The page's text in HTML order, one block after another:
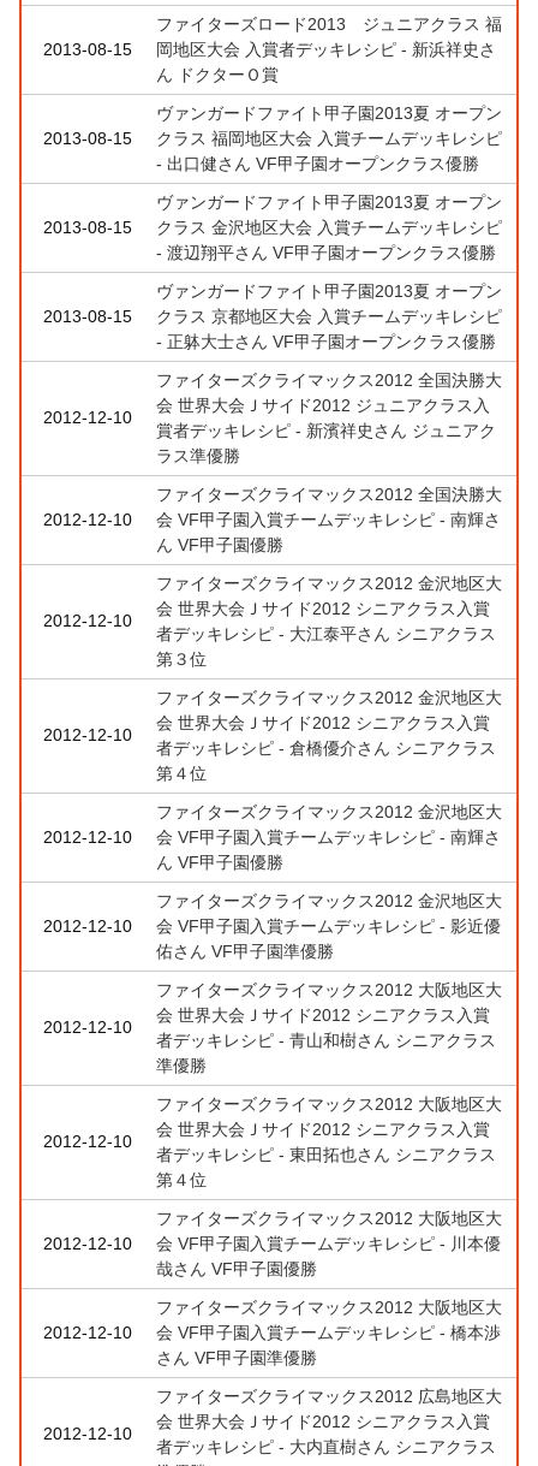
2013-08-15
ファイターズロード2013 ジュニアクラス 福
岡地区大会 入賞者デッキレシピ - 新浜祥史さ
ん ドクターＯ賞
2013-08-15
ヴァンガードファイト甲子園2013夏 オープン
クラス 福岡地区大会 入賞チームデッキレシピ
- 出口健さん VF甲子園オープンクラス優勝
2013-08-15
ヴァンガードファイト甲子園2013夏 オープン
クラス 金沢地区大会 入賞チームデッキレシピ
- 渡辺翔平さん VF甲子園オープンクラス優勝
2013-08-15
ヴァンガードファイト甲子園2013夏 オープン
クラス 京都地区大会 入賞チームデッキレシピ
- 正躰大士さん VF甲子園オープンクラス優勝
2012-12-10
ファイターズクライマックス2012 全国決勝大
会 世界大会Ｊサイド2012 ジュニアクラス入
賞者デッキレシピ - 新濱祥史さん ジュニアク
ラス準優勝
2012-12-10
ファイターズクライマックス2012 全国決勝大
会 VF甲子園入賞チームデッキレシピ - 南輝さ
ん VF甲子園優勝
2012-12-10
ファイターズクライマックス2012 金沢地区大
会 世界大会Ｊサイド2012 シニアクラス入賞
者デッキレシピ - 大江泰平さん シニアクラス
第３位
2012-12-10
ファイターズクライマックス2012 金沢地区大
会 世界大会Ｊサイド2012 シニアクラス入賞
者デッキレシピ - 倉橋優介さん シニアクラス
第４位
2012-12-10
ファイターズクライマックス2012 金沢地区大
会 VF甲子園入賞チームデッキレシピ - 南輝さ
ん VF甲子園優勝
2012-12-10
ファイターズクライマックス2012 金沢地区大
会 VF甲子園入賞チームデッキレシピ - 影近優
佑さん VF甲子園準優勝
2012-12-10
ファイターズクライマックス2012 大阪地区大
会 世界大会Ｊサイド2012 シニアクラス入賞
者デッキレシピ - 青山和樹さん シニアクラス
準優勝
2012-12-10
ファイターズクライマックス2012 大阪地区大
会 世界大会Ｊサイド2012 シニアクラス入賞
者デッキレシピ - 東田拓也さん シニアクラス
第４位
2012-12-10
ファイターズクライマックス2012 大阪地区大
会 VF甲子園入賞チームデッキレシピ - 川本優
哉さん VF甲子園優勝
2012-12-10
ファイターズクライマックス2012 大阪地区大
会 VF甲子園入賞チームデッキレシピ - 橋本渉
さん VF甲子園準優勝
2012-12-10
ファイターズクライマックス2012 広島地区大
会 世界大会Ｊサイド2012 シニアクラス入賞
者デッキレシピ - 大内直樹さん シニアクラス